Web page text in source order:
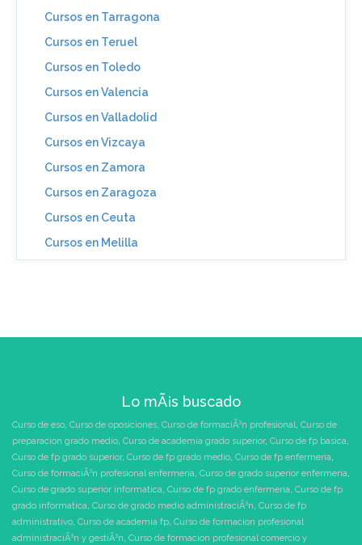
Cursos en Tarragona
Cursos en Teruel
Cursos en Toledo
Cursos en Valencia
Cursos en Valladolid
Cursos en Vizcaya
Cursos en Zamora
Cursos en Zaragoza
Cursos en Ceuta
Cursos en Melilla
Lo mÃ¡s buscado
Curso de eso, Curso de oposiciones, Curso de formaciÃ³n profesional, Curso de
preparacion grado medio, Curso de academia grado superior, Curso de fp basica,
Curso de fp grado superior, Curso de fp grado medio, Curso de fp enfermeria,
Curso de formaciÃ³n profesional enfermeria, Curso de grado superior enfermeria,
Curso de grado superior informatica, Curso de fp grado enfermeria, Curso de fp
grado informatica, Curso de grado medio administraciÃ³n, Curso de fp
administrativo, Curso de academia fp, Curso de formacion profesional
administraciÃ³n y gestiÃ³n, Curso de formacion profesional comercio y